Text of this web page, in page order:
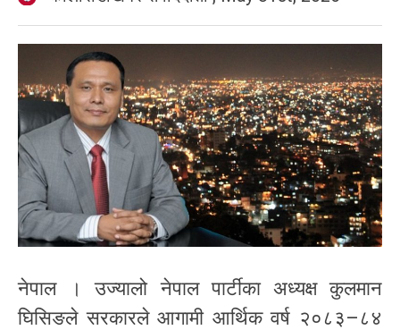
नेपाल । उज्यालो नेपाल पार्टीका अध्यक्ष कुलमान
घिसिङले सरकारले आगामी आर्थिक वर्ष २०८३–८४